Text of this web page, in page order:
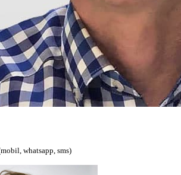
whatsapp, sms)